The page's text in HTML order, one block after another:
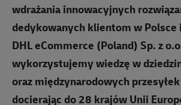
wdrażania innowacyjnych
dedykowanych klientom w Polsce
DHL eCommerce (Poland) Sp. z
wykorzystujemy wiedzę w
oraz międzynarodowych
docierając do 28 krajów Unii